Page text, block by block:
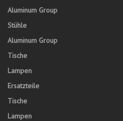
Aluminum Group
Stühle
Aluminum Group
Tische
Lampen
Ersatzteile
Tische
Lampen